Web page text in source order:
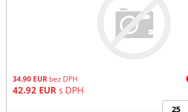
34.90 EUR bez DPH
42.92 EUR s DPH